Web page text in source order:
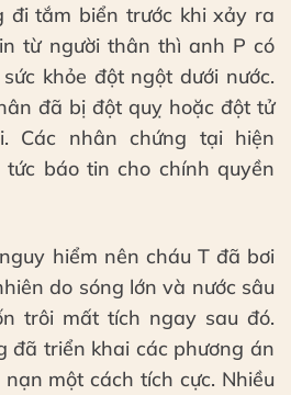
đi tắm biển trước khi xảy ra
từ người thân thì anh P có
khỏe đột ngột dưới nước.
đã bị đột quỵ hoặc đột tử
Các nhân chứng tại hiện
báo tin cho chính quyền
hiểm nên cháu T đã bơi
do sóng lớn và nước sâu
trôi mất tích ngay sau đó.
đã triển khai các phương án
một cách tích cực. Nhiều